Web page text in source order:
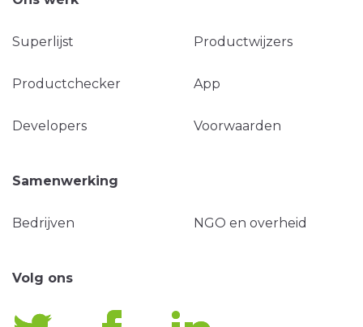
Superlijst Productwijzers
Productchecker App
Developers Voorwaarden
Samenwerking
Bedrijven NGO en overheid
Volg ons